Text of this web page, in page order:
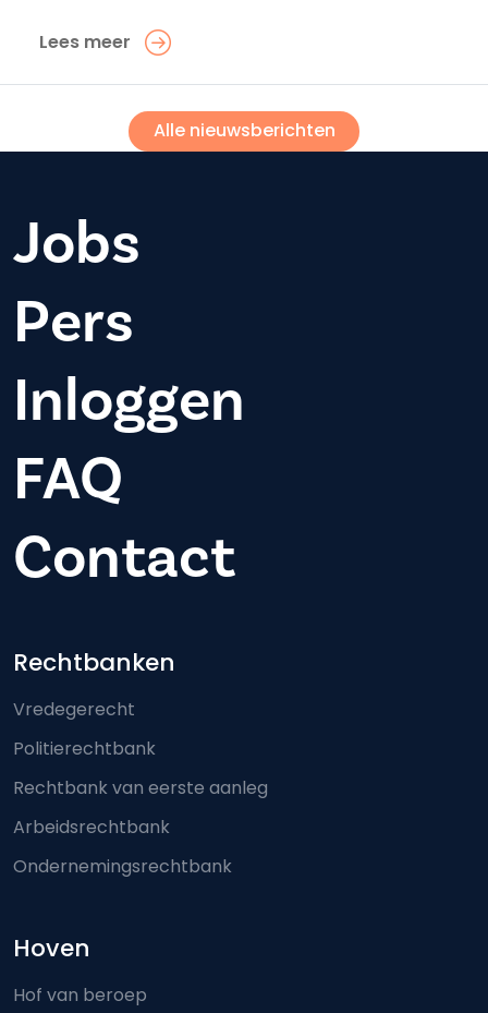
Lees meer
Alle nieuwsberichten
Jobs
Pers
Inloggen
FAQ
Contact
Footer-menu
Rechtbanken
Vredegerecht
Politierechtbank
Rechtbank van eerste aanleg
Arbeidsrechtbank
Ondernemingsrechtbank
Hoven
Hof van beroep